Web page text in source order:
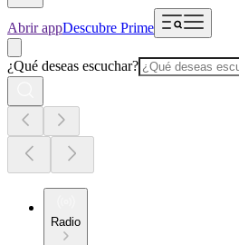
Abrir appDescubre Prime
¿Qué deseas escuchar?
Radio